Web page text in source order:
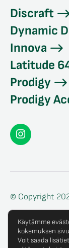
Discraft
Dynamic
Innova
Latitude
Prodigy
Prodigy
Seconddisc
© Copyright
Tilaus- ja
Käytämme
kokemuksen
Voit saada